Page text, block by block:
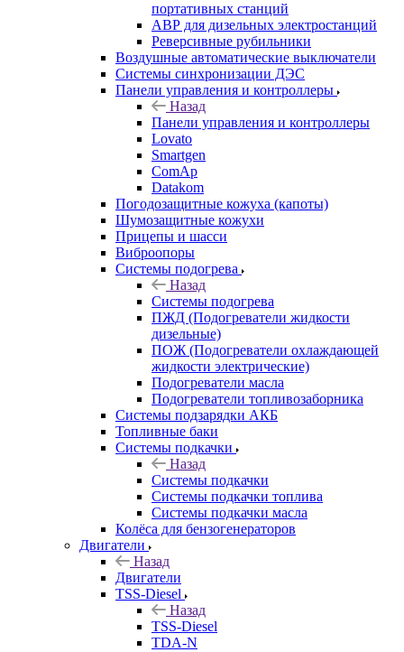
портативных станций
АВР для дизельных электростанций
Реверсивные рубильники
Воздушные автоматические выключатели
Системы синхронизации ДЭС
Панели управления и контроллеры
Назад
Панели управления и контроллеры
Lovato
Smartgen
ComAp
Datakom
Погодозащитные кожуха (капоты)
Шумозащитные кожухи
Прицепы и шасси
Виброопоры
Системы подогрева
Назад
Системы подогрева
ПЖД (Подогреватели жидкости
дизельные)
ПОЖ (Подогреватели охлаждающей
жидкости электрические)
Подогреватели масла
Подогреватели топливозаборника
Системы подзарядки АКБ
Топливные баки
Системы подкачки
Назад
Системы подкачки
Системы подкачки топлива
Системы подкачки масла
Колёса для бензогенераторов
Двигатели
Назад
Двигатели
TSS-Diesel
Назад
TSS-Diesel
TDA-N